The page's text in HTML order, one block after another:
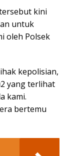
kini
untuk
oleh Polsek
kepolisian,
yang terlihat
kami.
bertemu